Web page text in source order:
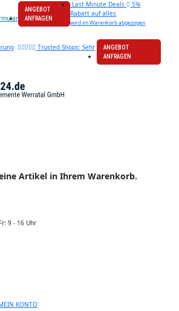
ANGEBOT
ANFRAGEN
Last Minute Deals
5%
Rabatt auf alles
wird im Warenkorb abgezogen
Trusted Shops: Sehr
ANGEBOT
ANFRAGEN
Artikel in Ihrem Warenkorb.
9 - 16 Uhr
KONTO